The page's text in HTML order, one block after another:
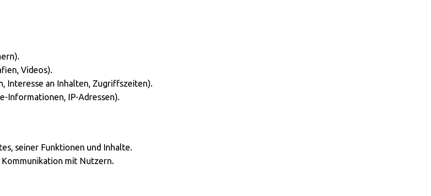
Videos).
Interesse an Inhalten, Zugriffszeiten).
Informationen, IP-Adressen).
seiner Funktionen und Inhalte.
mit Nutzern.